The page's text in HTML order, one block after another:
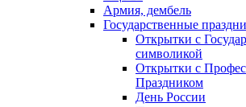
Армия, дембель
Государственные
Открытки с
символикой
Открытки с
Праздником
День России